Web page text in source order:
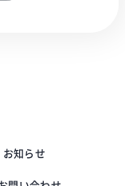
お知らせ